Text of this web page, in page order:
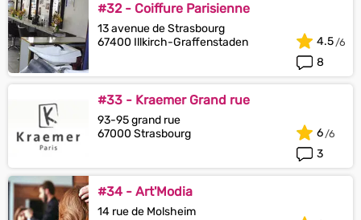
#32 - Coiffure Parisienne
13 avenue de Strasbourg
67400 Illkirch-Graffenstaden
8
4.5
#33 - Kraemer Grand rue
93-95 grand rue
67000 Strasbourg
3
6
#34 - Art'Modia
14 rue de Molsheim